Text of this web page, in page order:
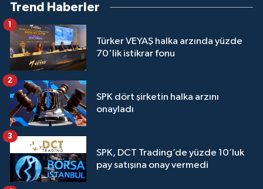
Trend Haberler
Türker VEYAŞ halka arzında yüzde
70'lik istikrar fonu
1
SPK dört şirketin halka arzını
onayladı
2
SPK, DCT Trading’de yüzde 10’luk
pay satışına onay vermedi
3